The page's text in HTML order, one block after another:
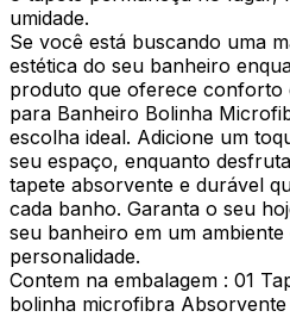
umidade.
Se você está buscando uma
estética do seu banheiro
produto que oferece conforto
para Banheiro Bolinha
escolha ideal. Adicione um
seu espaço, enquanto
tapete absorvente e durável
cada banho. Garanta o seu
seu banheiro em um
personalidade.
Contem na embalagem : 01
bolinha microfibra